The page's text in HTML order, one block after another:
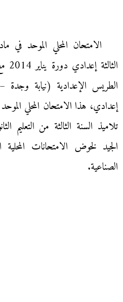
الامتحان المحلي الموحد في
الطريس الإعدادية (نيابة وجدة –
إعدادي، هذا الامتحان المحلي
تلاميذ السنة الثالثة من التعليم
الجيد لخوض الامتحانات المحلية
الصناعية.